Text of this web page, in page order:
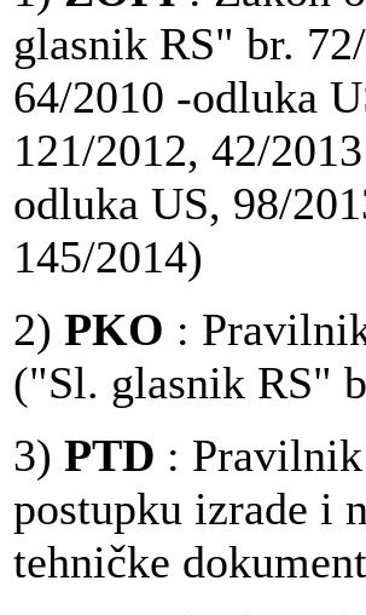
glasnik RS" br.
64/2010 -odluka
121/2012, 42/
odluka US, 98/
145/2014)
2) PKO :
("Sl. glasnik RS"
3) PTD :
postupku izrade i
tehničke